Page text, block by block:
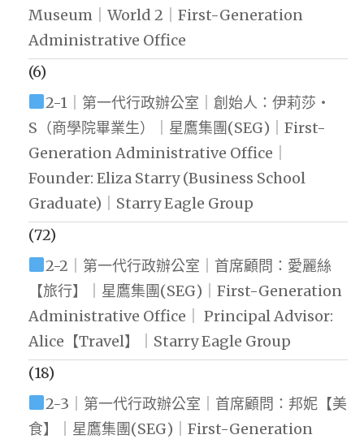
Museum｜World 2｜First-Generation
Administrative Office
(6)
2-1｜第一代行政辦公室｜創始人：伊莉莎・
S（商學院畢業生）｜星鷹集團(SEG)｜First-
Generation Administrative Office｜
Founder: Eliza Starry (Business School
Graduate)｜Starry Eagle Group
(72)
2-2｜第一代行政辦公室｜首席顧問：愛麗絲
【旅行】｜星鷹集團(SEG)｜First-Generation
Administrative Office｜ Principal Advisor:
Alice【Travel】｜Starry Eagle Group
(18)
2-3｜第一代行政辦公室｜首席顧問：邦妮【美
食】｜星鷹集團(SEG)｜First-Generation